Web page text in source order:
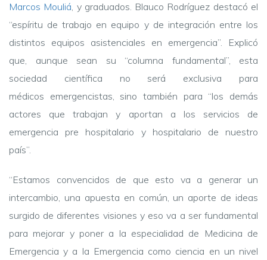
Marcos Mouliá, y graduados. Blauco Rodríguez destacó el
“espíritu de trabajo en equipo y de integración entre los
distintos equipos asistenciales en emergencia”. Explicó
que, aunque sean su “columna fundamental”, esta
sociedad científica no será exclusiva para
médicos emergencistas, sino también para “los demás
actores que trabajan y aportan a los servicios de
emergencia pre hospitalario y hospitalario de nuestro
país”.
“Estamos convencidos de que esto va a generar un
intercambio, una apuesta en común, un aporte de ideas
surgido de diferentes visiones y eso va a ser fundamental
para mejorar y poner a la especialidad de Medicina de
Emergencia y a la Emergencia como ciencia en un nivel